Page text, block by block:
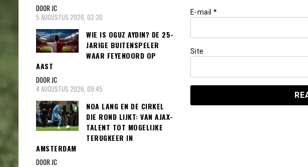
E-mail *
Site
DOOR JC
5 AUGUSTUS 2026, 02:30
WIE IS OGUZ AYDIN? DE 25-
JARIGE BUITENSPELER
WAAR FEYENOORD OP
AAST
DOOR JC
4 AUGUSTUS 2026, 09:45
NOA LANG EN DE CIRKEL
DIE ROND LIJKT: VAN AJAX-
TALENT TOT MOGELIJKE
TERUGKEER IN
AMSTERDAM
DOOR JC